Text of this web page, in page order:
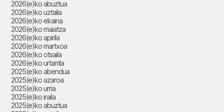
2026(e)ko abuztua
2026(e)ko uztaila
2026(e)ko ekaina
2026(e)ko maiatza
2026(e)ko apirila
2026(e)ko martxoa
2026(e)ko otsaila
2026(e)ko urtarrila
2025(e)ko abendua
2025(e)ko azaroa
2025(e)ko urria
2025(e)ko iraila
2025(e)ko abuztua